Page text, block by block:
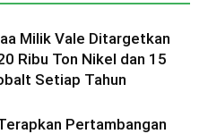
Milik Vale Ditargetkan
Ribu Ton Nikel dan 15
Setiap Tahun
Pertambangan